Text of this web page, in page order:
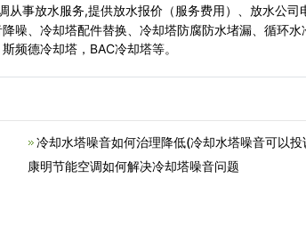
从事放水服务,提供放水报价（服务费用）、放水公
噪、冷却塔配件替换、冷却塔防腐防水堵漏、循环
频德冷却塔，BAC冷却塔等。
冷却水塔噪音如何治理降低(冷却水塔噪音可以投
康明节能空调如何解决冷却塔噪音问题